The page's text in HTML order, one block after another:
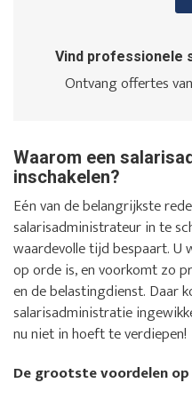
Vind professionele
Ontvang offertes
Waarom een
inschakelen?
Eén van de belangrijkste
salarisadministrateur in te
waardevolle tijd bespaart.
op orde is, en voorkomt zo
en de belastingdienst. Daar
salarisadministratie
nu niet in hoeft te verdiepen!
De grootste voordelen